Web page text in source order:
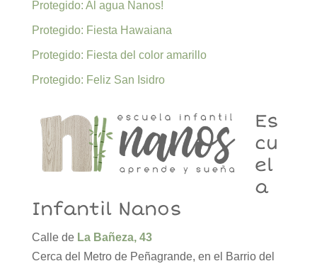
Protegido: Al agua Nanos!
Protegido: Fiesta Hawaiana
Protegido: Fiesta del color amarillo
Protegido: Feliz San Isidro
Es
cu
el
a
Infantil Nanos
Calle de La Bañeza, 43
Cerca del Metro de Peñagrande, en el Barrio del